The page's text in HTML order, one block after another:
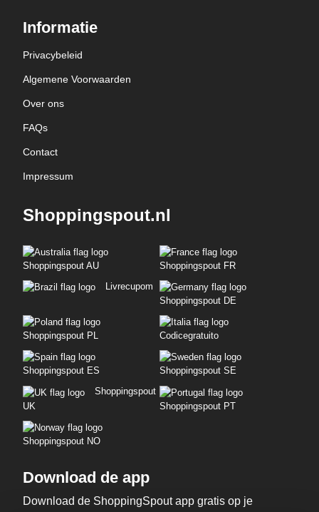
Informatie
Privacybeleid
Algemene Voorwaarden
Over ons
FAQs
Contact
Impressum
Shoppingspout.nl
Shoppingspout AU
Shoppingspout FR
Livrecupom
Shoppingspout DE
Shoppingspout PL Codicegratuito
Shoppingspout ES
Shoppingspout SE
Shoppingspout
UK
Shoppingspout PT
Shoppingspout NO
Download de app
Download de ShoppingSpout app gratis op je